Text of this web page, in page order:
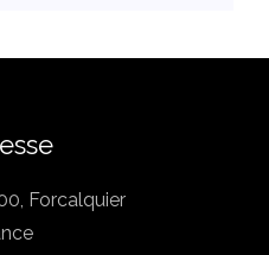
Forcalquier